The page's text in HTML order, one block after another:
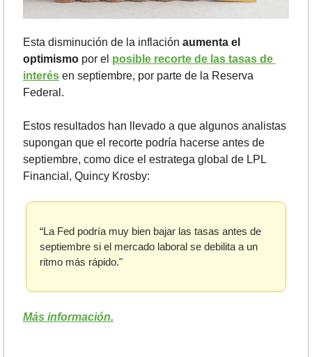
Esta disminución de la inflación aumenta el
optimismo por el posible recorte de las tasas de
interés en septiembre, por parte de la Reserva
Federal.
Estos resultados han llevado a que algunos analistas
supongan que el recorte podría hacerse antes de
septiembre, como dice el estratega global de LPL
Financial, Quincy Krosby:
“La Fed podría muy bien bajar las tasas antes de
septiembre si el mercado laboral se debilita a un
ritmo más rápido."
Más información.